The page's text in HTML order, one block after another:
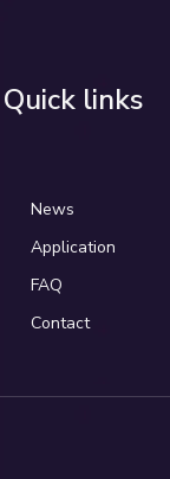
Quick links
News
Application
FAQ
Contact